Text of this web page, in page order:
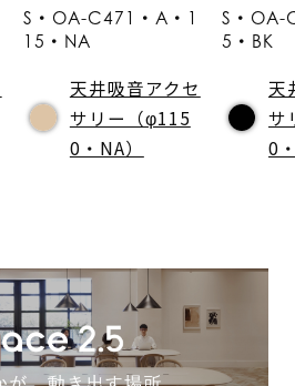
S・OA-C471・A・1
15・NA
天井吸音アクセ
サリー（φ115
0・NA）
S・OA-
5・BK
天
サ
0